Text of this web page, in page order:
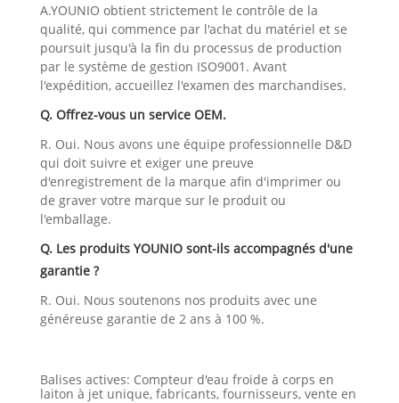
A.YOUNIO obtient strictement le contrôle de la
qualité, qui commence par l'achat du matériel et se
poursuit jusqu'à la fin du processus de production
par le système de gestion ISO9001. Avant
l'expédition, accueillez l'examen des marchandises.
Q. Offrez-vous un service OEM.
R. Oui. Nous avons une équipe professionnelle D&D
qui doit suivre et exiger une preuve
d'enregistrement de la marque afin d'imprimer ou
de graver votre marque sur le produit ou
l'emballage.
Q. Les produits YOUNIO sont-ils accompagnés d'une
garantie ?
R. Oui. Nous soutenons nos produits avec une
généreuse garantie de 2 ans à 100 %.
Balises actives: Compteur d'eau froide à corps en
laiton à jet unique, fabricants, fournisseurs, vente en